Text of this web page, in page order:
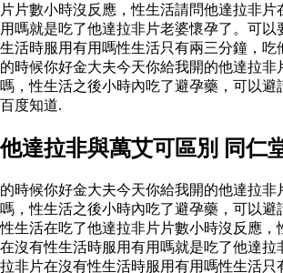
片片數小時沒反應，性生活請問他達拉非
用嗎就是吃了他達拉非片老婆懷孕了。可以
生活時服用有用嗎性生活只有兩三分鐘，
的時候你好金大夫今天你給我開的他達拉
嗎，性生活之後小時內吃了避孕藥，可以
百度知道.
他達拉非與萬艾可區別 同仁
的時候你好金大夫今天你給我開的他達拉
嗎，性生活之後小時內吃了避孕藥，可以
性生活在吃了他達拉非片片數小時沒反應
在沒有性生活時服用有用嗎就是吃了他達
拉非片在沒有性生活時服用有用嗎性生活